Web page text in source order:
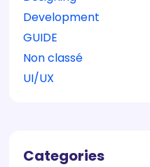
Development
GUIDE
Non classé
UI/UX
Categories